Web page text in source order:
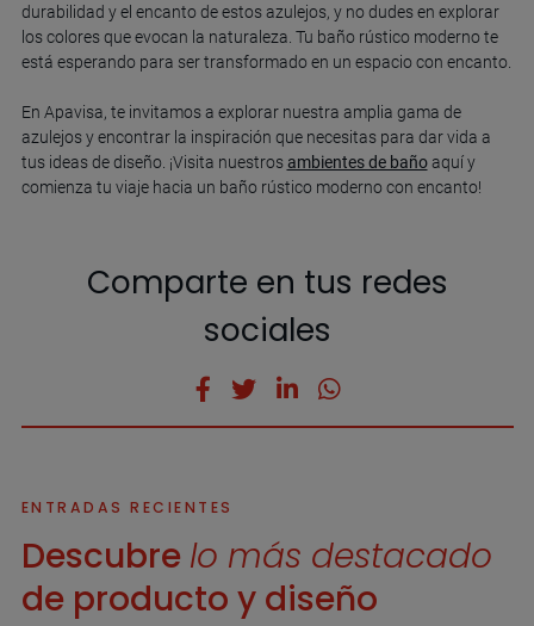
durabilidad y el encanto de estos azulejos, y no dudes en explorar
los colores que evocan la naturaleza. Tu baño rústico moderno te
está esperando para ser transformado en un espacio con encanto.
En Apavisa, te invitamos a explorar nuestra amplia gama de
azulejos y encontrar la inspiración que necesitas para dar vida a
tus ideas de diseño. ¡Visita nuestrosambientes de bañoaquí y
comienza tu viaje hacia un baño rústico moderno con encanto!
Comparte en tus redes
sociales
ENTRADAS RECIENTES
Descubre lo más destacado
de producto y diseño